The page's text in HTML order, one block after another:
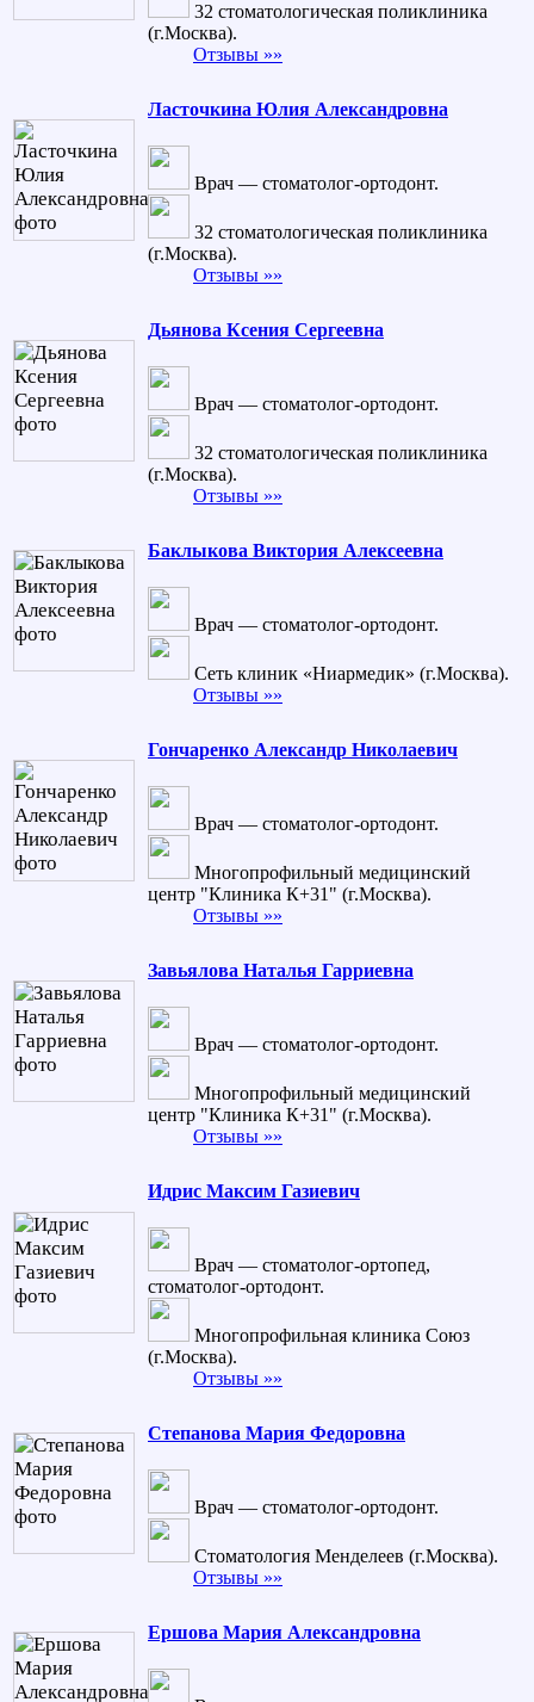
32 стоматологическая поликлиника
(г.Москва).
Отзывы »»
Ласточкина Юлия Александровна
Врач — стоматолог-ортодонт.
32 стоматологическая поликлиника
(г.Москва).
Отзывы »»
Дьянова Ксения Сергеевна
Врач — стоматолог-ортодонт.
32 стоматологическая поликлиника
(г.Москва).
Отзывы »»
Баклыкова Виктория Алексеевна
Врач — стоматолог-ортодонт.
Сеть клиник «Ниармедик» (г.Москва).
Отзывы »»
Гончаренко Александр Николаевич
Врач — стоматолог-ортодонт.
Многопрофильный медицинский
центр "Клиника К+31" (г.Москва).
Отзывы »»
Завьялова Наталья Гарриевна
Врач — стоматолог-ортодонт.
Многопрофильный медицинский
центр "Клиника К+31" (г.Москва).
Отзывы »»
Идрис Максим Газиевич
Врач — стоматолог-ортопед,
стоматолог-ортодонт.
Многопрофильная клиника Союз
(г.Москва).
Отзывы »»
Степанова Мария Федоровна
Врач — стоматолог-ортодонт.
Стоматология Менделеев (г.Москва).
Отзывы »»
Ершова Мария Александровна